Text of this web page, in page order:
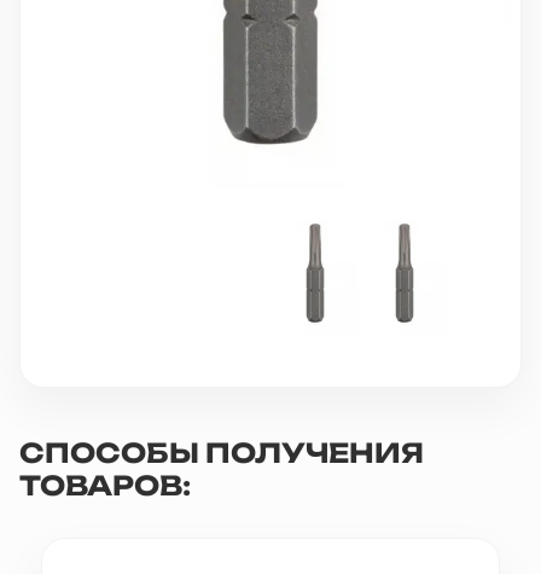
Оплата
Все бренды
СПОСОБЫ ПОЛУЧЕНИЯ
ТОВАРОВ: